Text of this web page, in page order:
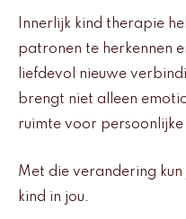
Innerlijk kind therapie
patronen te herkennen
liefdevol nieuwe
brengt niet alleen
ruimte voor
Met die verandering
kind in jou.